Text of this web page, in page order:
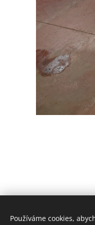
Používáme cookies,